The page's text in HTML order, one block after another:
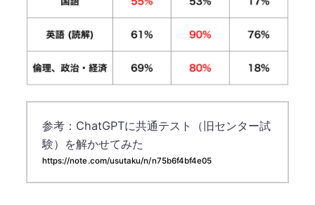
参考：ChatGPTに共通テスト（旧センター試
験）を解かせてみた
https://note.com/usutaku/n/n75b6f4bf4e05​